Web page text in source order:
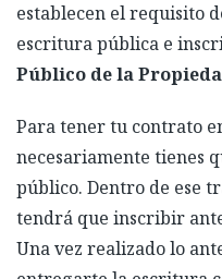
establecen el requisito
escritura pública e
Público de la
Para tener tu contrato
necesariamente tienes
público. Dentro de ese
tendrá que inscribir
Una vez realizado lo